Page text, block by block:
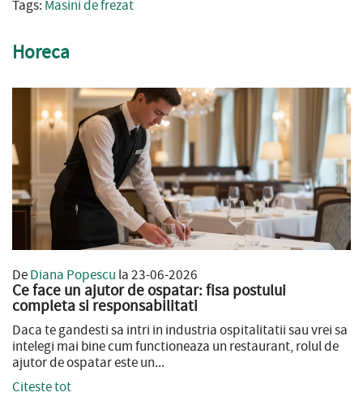
Tags: Masini de frezat
Horeca
DeDiana Popescu la 23-06-2026
Ce face un ajutor de ospatar: fisa postului
completa si responsabilitati
Daca te gandesti sa intri in industria ospitalitatii sau vrei sa
intelegi mai bine cum functioneaza un restaurant, rolul de
ajutor de ospatar este un...
Citeste tot